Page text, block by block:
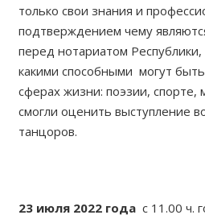
только свои знания и
подтверждением чему
перед нотариатом
какими способными могут
сферах жизни: поэзии, спорте,
смогли оценить выступление
танцоров.
23 июля 2022 годас 11.00 ч.